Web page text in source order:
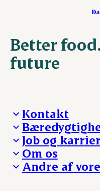
Better
future
Kontakt
Besøg Danish Crown
Presse og nyheder
Reklamationer
Whistleblower
Øvrige henvendelser
Fra jord til bord
Hverdagen
Ansvarlighed og
Job og
Arbejd med os
Ledige stillinger
Om os
Hvem er vi
Andre af